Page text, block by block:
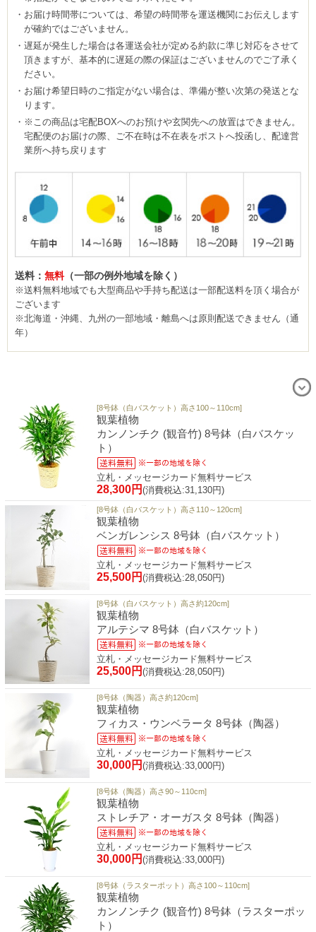
お届け時間帯については、希望の時間帯を運送機関にお伝えします
が確約ではございません。
遅延が発生した場合は各運送会社が定める約款に準じ対応をさせて
頂きますが、基本的に遅延の際の保証はございませんのでご了承く
ださい。
お届け希望日時のご指定がない場合は、準備が整い次第の発送とな
ります。
※この商品は宅配BOXへのお預けや玄関先への放置はできません。
宅配便のお届けの際、ご不在時は不在表をポストへ投函し、配達営
業所へ持ち戻ります
送料： 無料（一部の例外地域を除く）
※送料無料地域でも大型商品や手持ち配送は一部配送料を頂く場合が
ございます
※北海道・沖縄、九州の一部地域・離島へは原則配送できません（通
年）
[8号鉢（白バスケット）高さ100～110cm]
観葉植物
カンノンチク (観音竹) 8号鉢（白バスケッ
ト）
立札・メッセージカード無料サービス
28,300円 (消費税込:31,130円)
[8号鉢（白バスケット）高さ110～120cm]
観葉植物
ベンガレンシス 8号鉢（白バスケット）
立札・メッセージカード無料サービス
25,500円 (消費税込:28,050円)
[8号鉢（白バスケット）高さ約120cm]
観葉植物
アルテシマ 8号鉢（白バスケット）
立札・メッセージカード無料サービス
25,500円 (消費税込:28,050円)
[8号鉢（陶器）高さ約120cm]
観葉植物
フィカス・ウンベラータ 8号鉢（陶器）
立札・メッセージカード無料サービス
30,000円 (消費税込:33,000円)
[8号鉢（陶器）高さ90～110cm]
観葉植物
ストレチア・オーガスタ 8号鉢（陶器）
立札・メッセージカード無料サービス
30,000円 (消費税込:33,000円)
[8号鉢（ラスターポット）高さ100～110cm]
観葉植物
カンノンチク (観音竹) 8号鉢（ラスターポッ
ト）